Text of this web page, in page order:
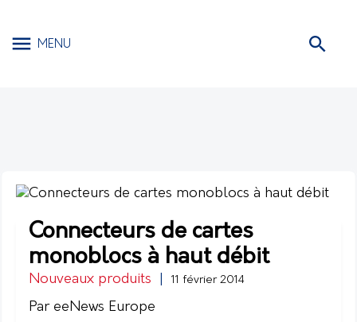
MENU
Connecteurs de cartes
monoblocs à haut débit
Nouveaux produits 11 février 2014
Par eeNews Europe